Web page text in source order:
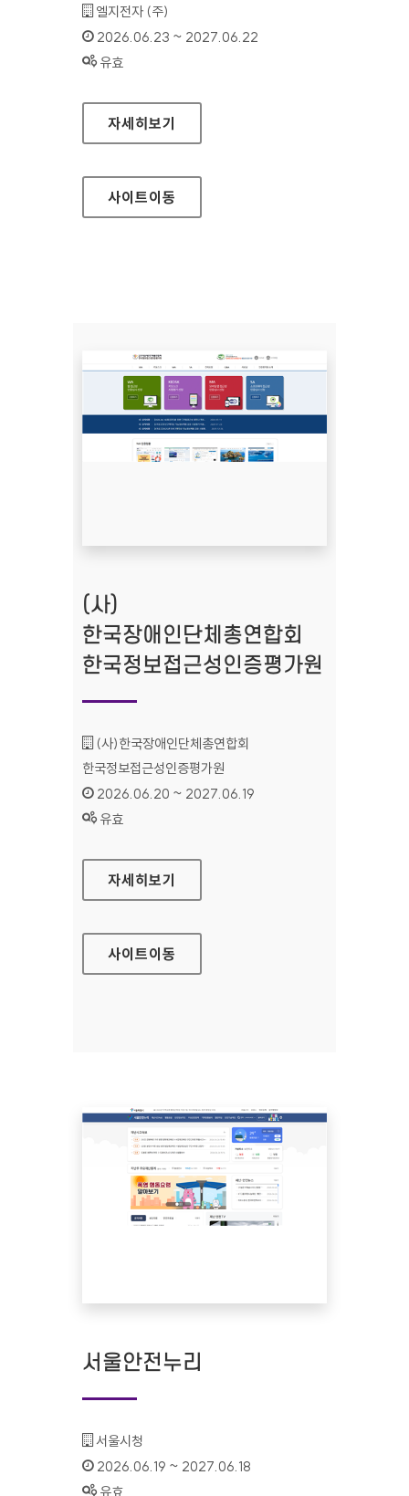
기관명 :
엘지전자 (주)
인증기간 :
2026.06.23 ~ 2027.06.22
상태 :
유효
LG CONTENT STORE
자세히보기
사이트이동
(사)
한국장애인단체총연합회
한국정보접근성인증평가원
기관명 :
(사)한국장애인단체총연합회
한국정보접근성인증평가원
인증기간 :
2026.06.20 ~ 2027.06.19
상태 :
유효
(사)한국장애인단체총연합회 한국정보접근성인
자세히보기
사이트이동
서울안전누리
기관명 :
서울시청
인증기간 :
2026.06.19 ~ 2027.06.18
상태 :
유효